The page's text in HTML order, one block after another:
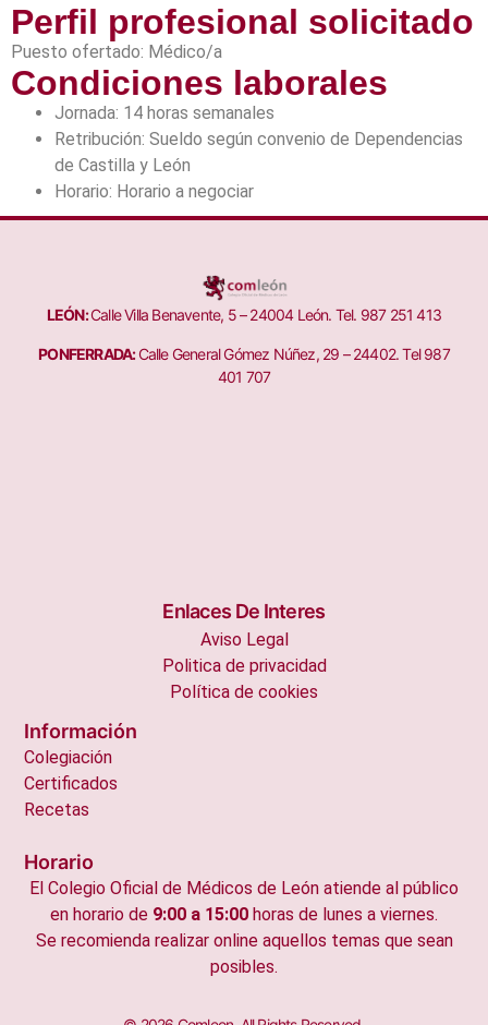
Perfil profesional solicitado
Puesto ofertado: Médico/a
Condiciones laborales
Jornada: 14 horas semanales
Retribución: Sueldo según convenio de Dependencias
de Castilla y León
Horario: Horario a negociar
LEÓN:Calle Villa Benavente, 5 – 24004 León. Tel. 987 251 413
PONFERRADA:Calle General Gómez Núñez, 29 – 24402. Tel 987
401 707
Enlaces De Interes
Aviso Legal
Politica de privacidad
Política de cookies
Información
Colegiación
Certificados
Recetas
Horario
El Colegio Oficial de Médicos de León atiende al público
en horario de 9:00 a 15:00 horas de lunes a viernes.
Se recomienda realizar online aquellos temas que sean
posibles.